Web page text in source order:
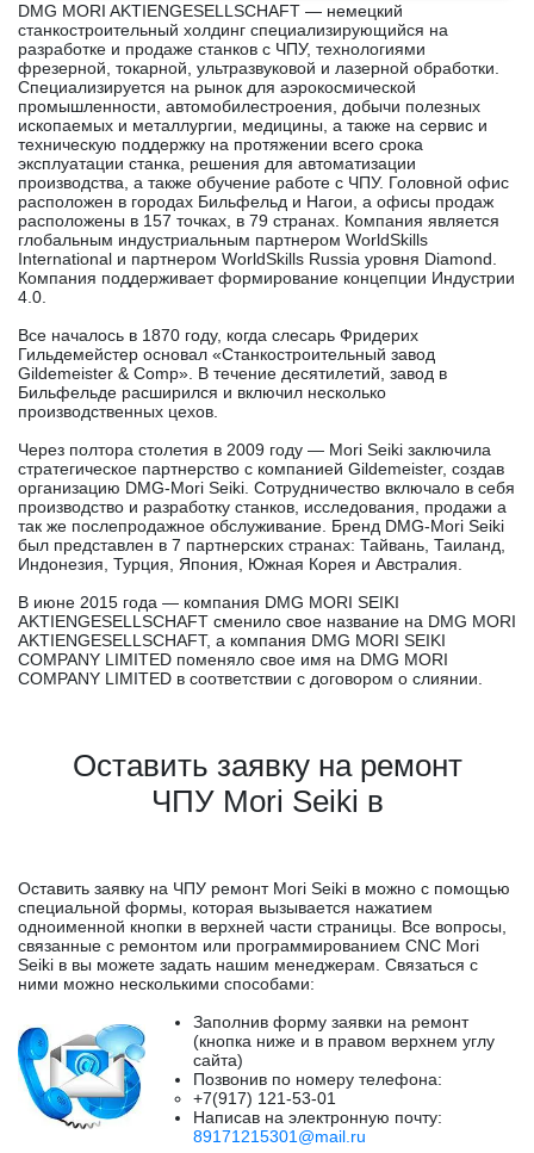
DMG MORI AKTIENGESELLSCHAFT — немецкий
станкостроительный холдинг специализирующийся на
разработке и продаже станков с ЧПУ, технологиями
фрезерной, токарной, ультразвуковой и лазерной обработки.
Специализируется на рынок для аэрокосмической
промышленности, автомобилестроения, добычи полезных
ископаемых и металлургии, медицины, а также на сервис и
техническую поддержку на протяжении всего срока
эксплуатации станка, решения для автоматизации
производства, а также обучение работе с ЧПУ. Головной офис
расположен в городах Бильфельд и Нагои, а офисы продаж
расположены в 157 точках, в 79 странах. Компания является
глобальным индустриальным партнером WorldSkills
International и партнером WorldSkills Russia уровня Diamond.
Компания поддерживает формирование концепции Индустрии
4.0.
Все началось в 1870 году, когда слесарь Фридерих
Гильдемейстер основал «Станкостроительный завод
Gildemeister & Comp». В течение десятилетий, завод в
Бильфельде расширился и включил несколько
производственных цехов.
Через полтора столетия в 2009 году — Mori Seiki заключила
стратегическое партнерство с компанией Gildemeister, создав
организацию DMG-Mori Seiki. Сотрудничество включало в себя
производство и разработку станков, исследования, продажи а
так же послепродажное обслуживание. Бренд DMG-Mori Seiki
был представлен в 7 партнерских странах: Тайвань, Таиланд,
Индонезия, Турция, Япония, Южная Корея и Австралия.
В июне 2015 года — компания DMG MORI SEIKI
AKTIENGESELLSCHAFT сменило свое название на DMG MORI
AKTIENGESELLSCHAFT, а компания DMG MORI SEIKI
COMPANY LIMITED поменяло свое имя на DMG MORI
COMPANY LIMITED в соответствии с договором о слиянии.
Оставить заявку на ремонт
ЧПУ Mori Seiki в
Оставить заявку на ЧПУ ремонт Mori Seiki в можно с помощью
специальной формы, которая вызывается нажатием
одноименной кнопки в верхней части страницы. Все вопросы,
связанные с ремонтом или программированием CNC Mori
Seiki в вы можете задать нашим менеджерам. Связаться с
ними можно несколькими способами:
Заполнив форму заявки на ремонт
(кнопка ниже и в правом верхнем углу
сайта)
Позвонив по номеру телефона:
+7(917) 121-53-01
Написав на электронную почту:
89171215301@mail.ru